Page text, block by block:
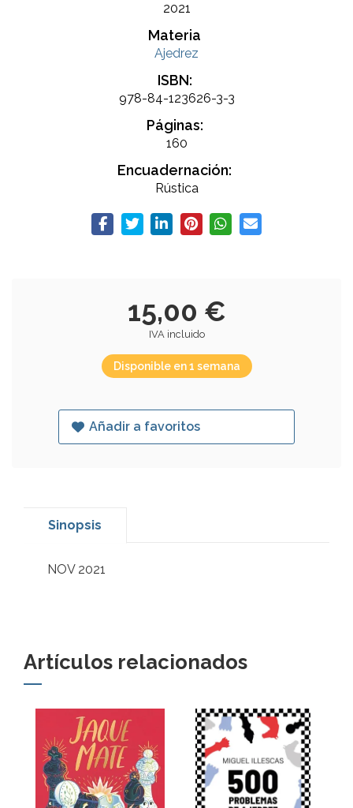
2021
Materia
Ajedrez
ISBN:
978-84-123626-3-3
Páginas:
160
Encuadernación:
Rústica
15,00 €
IVA incluido
Disponible en 1 semana
Añadir a favoritos
Sinopsis
NOV 2021
Artículos relacionados